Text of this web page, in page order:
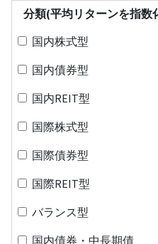
分類(平均リターンを指数
国内株式型
国内債券型
国内REIT型
国際株式型
国際債券型
国際REIT型
バランス型
国内債券・中長期債